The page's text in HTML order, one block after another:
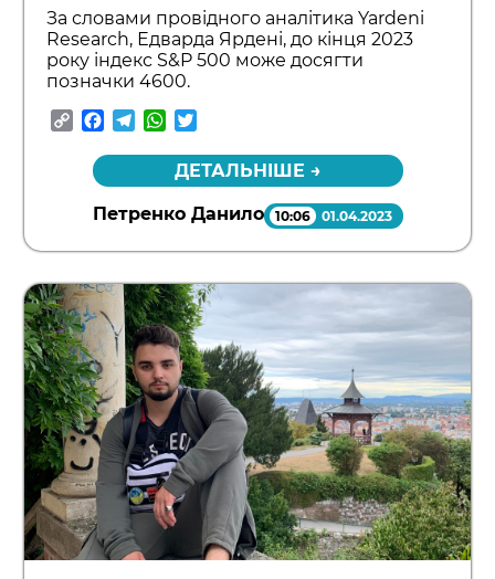
За словами провідного аналітика Yardeni
Research, Едварда Ярдені, до кінця 2023
року індекс S&P 500 може досягти
позначки 4600.
CopyFacebook
TelegramWhatsApp
ДЕТАЛЬНІШЕ →
Петренко Данило 10:06 01.04.2023